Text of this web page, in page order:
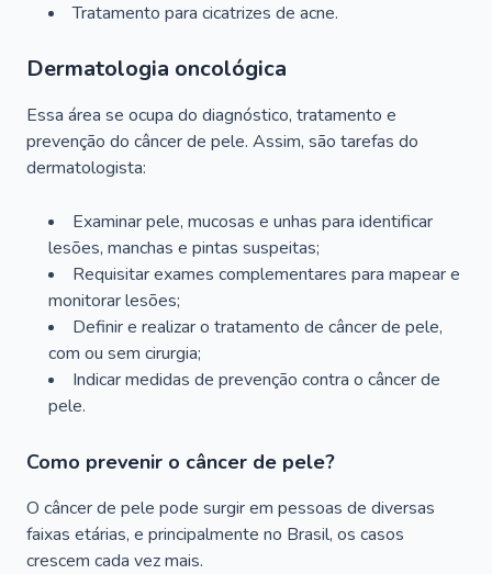
Tratamento para cicatrizes de acne.
Dermatologia oncológica
Essa área se ocupa do diagnóstico, tratamento e
prevenção do câncer de pele. Assim, são tarefas do
dermatologista:
Examinar pele, mucosas e unhas para identificar
lesões, manchas e pintas suspeitas;
Requisitar exames complementares para mapear e
monitorar lesões;
Definir e realizar o tratamento de câncer de pele,
com ou sem cirurgia;
Indicar medidas de prevenção contra o câncer de
pele.
Como prevenir o câncer de pele?
O câncer de pele pode surgir em pessoas de diversas
faixas etárias, e principalmente no Brasil, os casos
crescem cada vez mais.